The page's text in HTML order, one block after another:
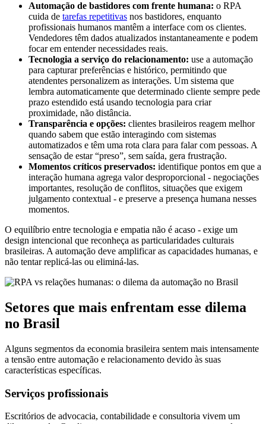
Automação de bastidores com frente humana: o RPA
cuida de tarefas repetitivas nos bastidores, enquanto
profissionais humanos mantêm a interface com os clientes.
Vendedores têm dados atualizados instantaneamente e podem
focar em entender necessidades reais.
Tecnologia a serviço do relacionamento: use a automação
para capturar preferências e histórico, permitindo que
atendentes personalizem as interações. Um sistema que
lembra automaticamente que determinado cliente sempre pede
prazo estendido está usando tecnologia para criar
proximidade, não distância.
Transparência e opções: clientes brasileiros reagem melhor
quando sabem que estão interagindo com sistemas
automatizados e têm uma rota clara para falar com pessoas. A
sensação de estar “preso”, sem saída, gera frustração.
Momentos críticos preservados: identifique pontos em que a
interação humana agrega valor desproporcional - negociações
importantes, resolução de conflitos, situações que exigem
julgamento contextual - e preserve a presença humana nesses
momentos.
O equilíbrio entre tecnologia e empatia não é acaso - exige um
design intencional que reconheça as particularidades culturais
brasileiras. A automação deve amplificar as capacidades humanas, e
não tentar replicá-las ou eliminá-las.
Setores que mais enfrentam esse dilema
no Brasil
Alguns segmentos da economia brasileira sentem mais intensamente
a tensão entre automação e relacionamento devido às suas
características específicas.
Serviços profissionais
Escritórios de advocacia, contabilidade e consultoria vivem um